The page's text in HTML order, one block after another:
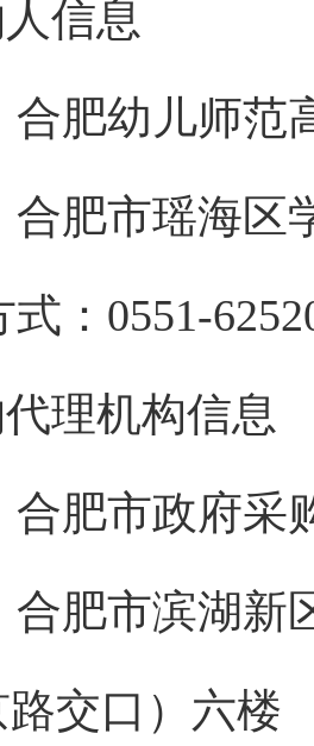
信息
合肥幼儿师范
合肥市瑶海区
：0551-
理机构信息
合肥市政府采
合肥市滨湖新
交口）六楼